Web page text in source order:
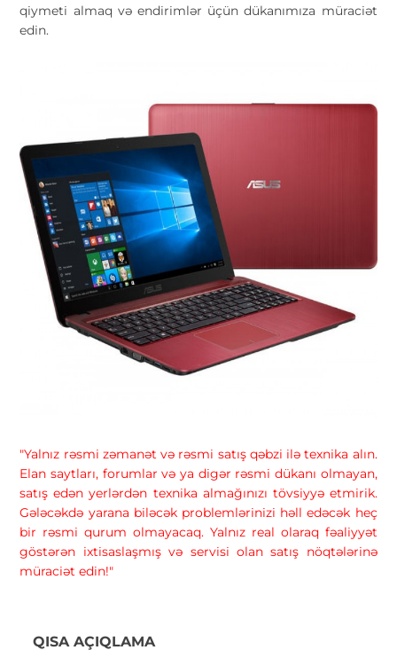
qiymeti almaq və endirimlər üçün dükanımıza müraciət
edin.
"Yalnız rəsmi zəmanət və rəsmi satış qəbzi ilə texnika alın.
Elan saytları, forumlar və ya digər rəsmi dükanı olmayan,
satış edən yerlərdən texnika almağınızı tövsiyyə etmirik.
Gələcəkdə yarana biləcək problemlərinizi həll edəcək heç
bir rəsmi qurum olmayacaq. Yalnız real olaraq fəaliyyət
göstərən ixtisaslaşmış və servisi olan satış nöqtələrinə
müraciət edin!"
QISA AÇIQLAMA